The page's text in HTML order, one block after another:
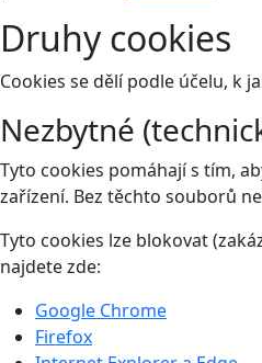
Druhy cookies
Cookies se dělí podle účelu, k
Nezbytné
Tyto cookies pomáhají s tím,
zařízení. Bez těchto souborů
Tyto cookies lze blokovat
najdete zde:
Google Chrome
Firefox